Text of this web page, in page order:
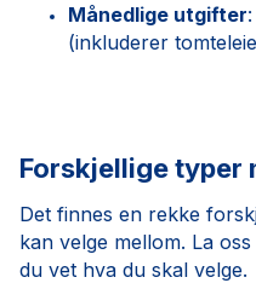
Månedlige utgifter
(inkluderer
Forskjellige typer
Det finnes en rekke
kan velge mellom. La
du vet hva du skal velge.